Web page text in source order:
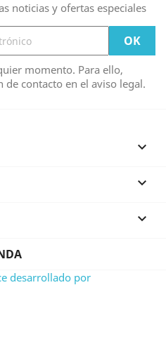
noticias y ofertas especiales
momento. Para ello,
contacto en el aviso legal.



desarrollado por